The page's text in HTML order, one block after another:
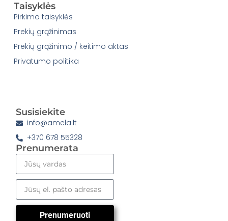
Taisyklės
Pirkimo taisyklės
Prekių grąžinimas
Prekių grąžinimo / keitimo aktas
Privatumo politika
Susisiekite
info@amela.lt
+370 678 55328
Prenumerata
Prenumeruoti